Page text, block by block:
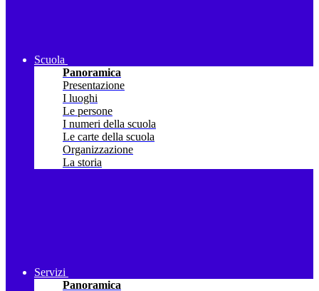
Scuola
Panoramica
Presentazione
I luoghi
Le persone
I numeri della scuola
Le carte della scuola
Organizzazione
La storia
Servizi
Panoramica